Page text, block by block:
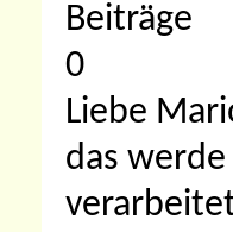
Beiträge
0
Liebe
das